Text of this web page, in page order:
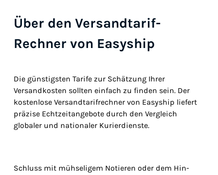
Über den Versandtarif-
Rechner von Easyship
Die günstigsten Tarife zur Schätzung Ihrer
Versandkosten sollten einfach zu finden sein. Der
kostenlose Versandtarifrechner von Easyship liefert
präzise Echtzeitangebote durch den Vergleich
globaler und nationaler Kurierdienste.
Schluss mit mühseligem Notieren oder dem Hin-